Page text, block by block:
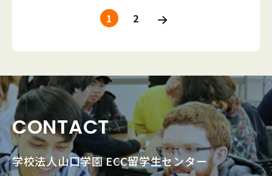
リティ・アカデミー専門学校 1名 大阪
簿記法律専門学校 1名 日本電子専門学
西 1名 日産京都自動車大学校 1名
大阪簿記法律専門学校難波校 1名 東京
国際学園外語専門学校 1名 修成建設専
車大学校 1名 専修学校中央ゼミナー
ル 1名
ィ・アカデミー 1名 大阪外国語・ホテ
門学校難波校 1名 東京国際学園外語専
門学校 1名 日本電子専門学校 1名 エ
ール学園 1名 ホンダテクニカルカレッ
ジ関西 1名 修成建設専門学校 1名 関
西国際旅行・ホテル専門学校 1名
経済法科大学大学院 1名 追手門学院大学
大学院 1名 神戸情報大学院大学 1名 【大
命館大学 3名 【大学（産近甲龍）】 京都
産業大学 3名 近畿大学 2名 甲南大学 3名
龍谷大学 1名 【大学（一般私立）】 摂南
大学 2名 大阪経済大学 1名 大阪商業大
学 1名 神戸国際大学 2名 大阪女学院大
学 2名 東海大学 1名 京都芸術大学 1名 大
和大学 16名 追手門学院大学 2名 阪南大
学コースの出願について＞ 現在、出願を
受け付けています。 ※お問い合わせは、
1 2
CONTACT
学校法人山口学園 ECC留学生センター